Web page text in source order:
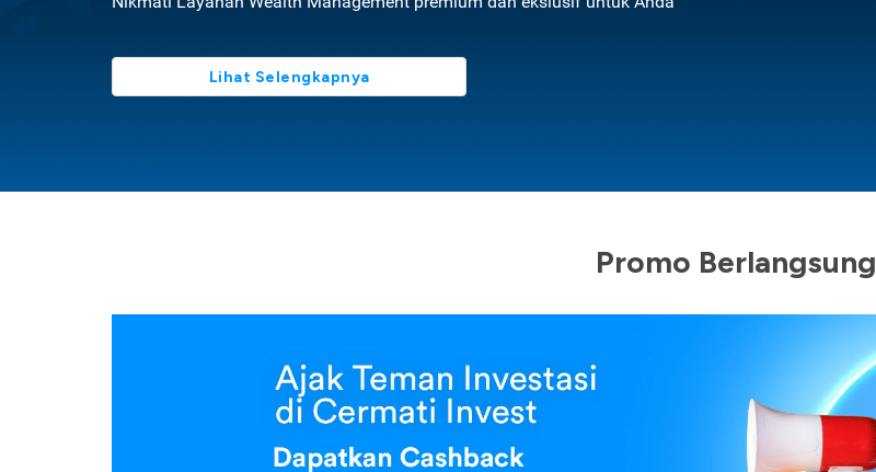
Lihat Selengkapnya
Promo Berlangsung